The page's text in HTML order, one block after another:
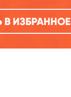
В ИЗБРАННОЕ